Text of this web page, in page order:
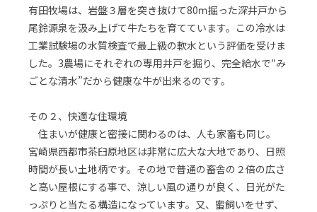
有田牧場は、岩盤３層を突き抜けて80ｍ掘った深井戸から
尾鈴源泉を汲み上げて牛たちを育てています。この冷水は
工業試験場の水質検査で最上級の軟水という評価を受けま
した。3農場にそれぞれの専用井戸を掘り、完全給水で″み
ごとな清水”だから健康な牛が出来るのです。
その２、快適な住環境
住まいが健康と密接に関わるのは、人も家畜も同じ。
宮崎県西都市茶臼原地区は非常に広大な大地であり、日照
時間が長い土地柄です。その地で普通の畜舎の２倍の広さ
と高い屋根にする事で、涼しい風の通りが良く、日光がた
っぷりと当たる構造になっています。又、蜜飼いをせず、